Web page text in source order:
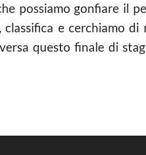
possiamo gonfiare il
e cerchiamo di
questo finale di